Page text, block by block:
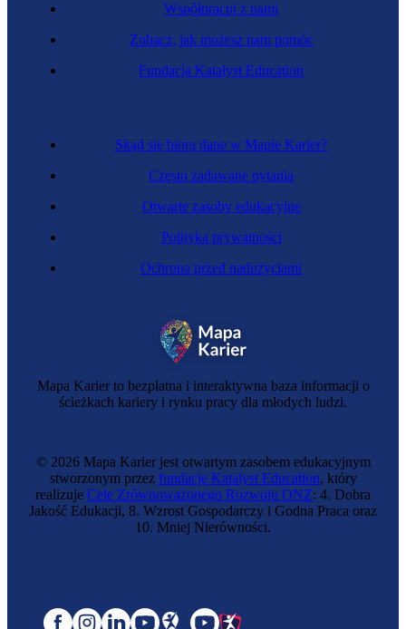
Mapa Karier to bezpłatna i interaktywna baza informacji o
ścieżkach kariery i rynku pracy dla młodych ludzi.
Skąd się biorą dane w Mapie Karier?
Często zadawane pytania
Otwarte zasoby edukacyjne
Polityka prywatności
Ochrona przed nadużyciami
Współpracuj z nami
Zobacz, jak możesz nam pomóc
Fundacja Katalyst Education
© 2026 Mapa Karier jest otwartym zasobem edukacyjnym
stworzonym przez fundację Katalyst Education, który
realizuje Cele Zrównoważonego Rozwoju ONZ: 4. Dobra
Jakość Edukacji, 8. Wzrost Gospodarczy i Godna Praca oraz
10. Mniej Nierówności.